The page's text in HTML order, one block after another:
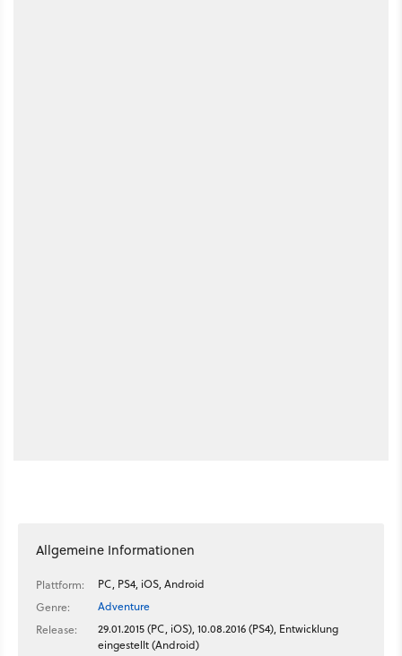
Allgemeine Informationen
Plattform:
PC, PS4, iOS, Android
Genre:
Adventure
Release:
29.01.2015 (PC, iOS), 10.08.2016 (PS4), Entwicklung
eingestellt (Android)